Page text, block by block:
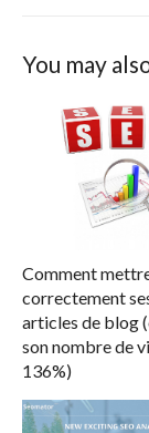
You may
Comment
correctement
articles de blog
son nombre de
136%)